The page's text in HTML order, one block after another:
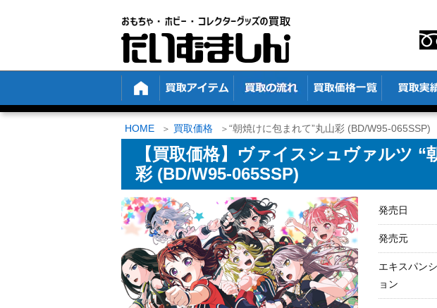
HOME 買取価格 “朝焼けに包まれて”丸山彩 (BD/W95-065SSP)
【買取価格】ヴァイスシュヴァルツ “
彩 (BD/W95-065SSP)
発売日
発売元
エキスパンシ
ョン